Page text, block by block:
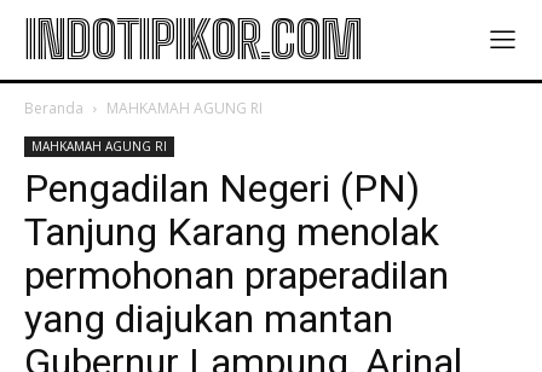
INDOTIPIKOR.COM
Beranda MAHKAMAH AGUNG RI
MAHKAMAH AGUNG RI
Pengadilan Negeri (PN)
Tanjung Karang menolak
permohonan praperadilan
yang diajukan mantan
Gubernur Lampung, Arinal